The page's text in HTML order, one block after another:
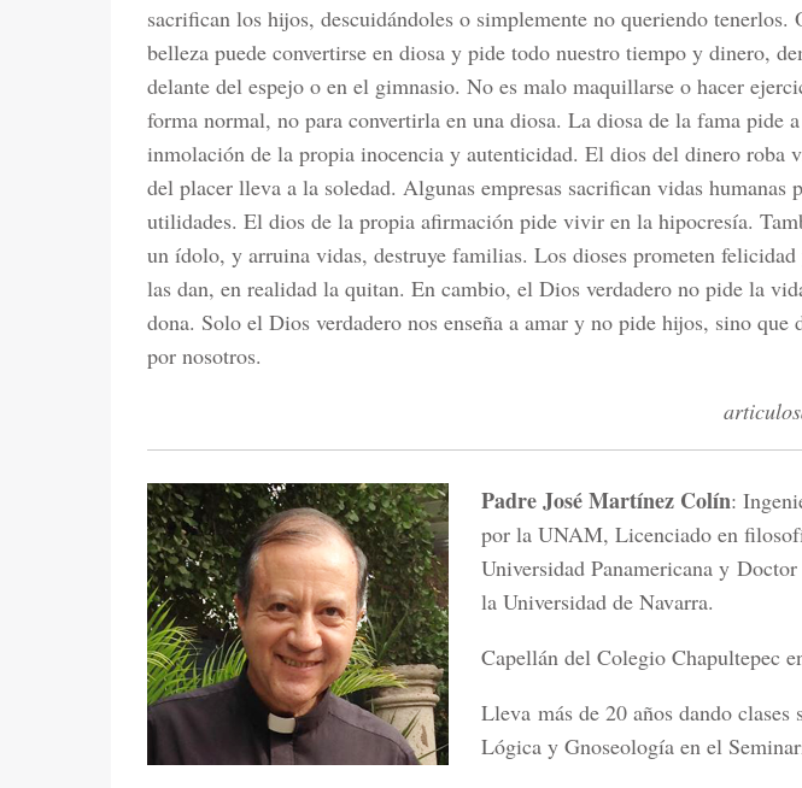
sacrifican los hijos, descuidándoles o simplemente no queriendo tenerlos.
belleza puede convertirse en diosa y pide todo nuestro tiempo y dinero,
delante del espejo o en el gimnasio. No es malo maquillarse o hacer
forma normal, no para convertirla en una diosa. La diosa de la fama pide
inmolación de la propia inocencia y autenticidad. El dios del dinero roba
del placer lleva a la soledad. Algunas empresas sacrifican vidas humanas
utilidades. El dios de la propia afirmación pide vivir en la hipocresía.
un ídolo, y arruina vidas, destruye familias. Los dioses prometen
las dan, en realidad la quitan. En cambio, el Dios verdadero no pide la
dona. Solo el Dios verdadero nos enseña a amar y no pide hijos, sino que
por nosotros.
Padre José Martínez Colín:
por la UNAM, Licenciado en
Universidad Panamericana y
la Universidad de Navarra.
Capellán del Colegio Chapultepec
Lleva más de 20 años dando clases
Lógica y Gnoseología en el